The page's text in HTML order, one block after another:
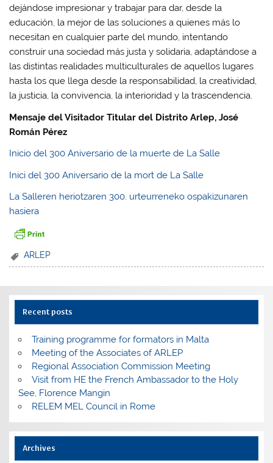
dejándose impresionar y trabajar para dar, desde la
educación, la mejor de las soluciones a quienes más lo
necesitan en cualquier parte del mundo, intentando
construir una sociedad más justa y solidaria, adaptándose a
las distintas realidades multiculturales de aquellos lugares
hasta los que llega desde la responsabilidad, la creatividad,
la justicia, la convivencia, la interioridad y la trascendencia.
Mensaje del Visitador Titular del Distrito Arlep, José
Román Pérez
Inicio del 300 Aniversario de la muerte de La Salle
Inici del 300 Aniversario de la mort de La Salle
La Salleren heriotzaren 300. urteurreneko ospakizunaren
hasiera
ARLEP
Recent posts
Training programme for formators in Malta
Meeting of the Associates of ARLEP
Regional Association Commission Meeting
Visit from HE the French Ambassador to the Holy
See, Florence Mangin
RELEM MEL Council in Rome
Archives